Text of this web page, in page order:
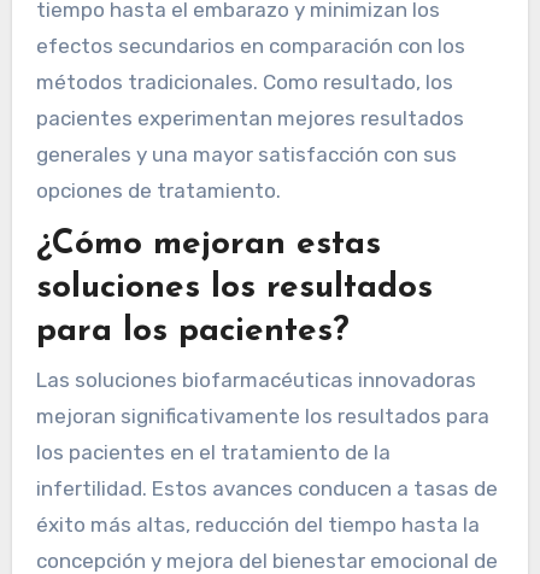
tiempo hasta el embarazo y minimizan los
efectos secundarios en comparación con los
métodos tradicionales. Como resultado, los
pacientes experimentan mejores resultados
generales y una mayor satisfacción con sus
opciones de tratamiento.
¿Cómo mejoran estas
soluciones los resultados
para los pacientes?
Las soluciones biofarmacéuticas innovadoras
mejoran significativamente los resultados para
los pacientes en el tratamiento de la
infertilidad. Estos avances conducen a tasas de
éxito más altas, reducción del tiempo hasta la
concepción y mejora del bienestar emocional de